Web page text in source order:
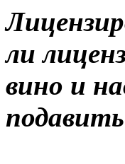
ли
вино и